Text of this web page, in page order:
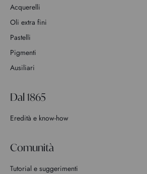
Acquerelli
Oli extra fini
Pastelli
Pigmenti
Ausiliari
Dal 1865
Eredità e know-how
Comunità
Tutorial e suggerimenti